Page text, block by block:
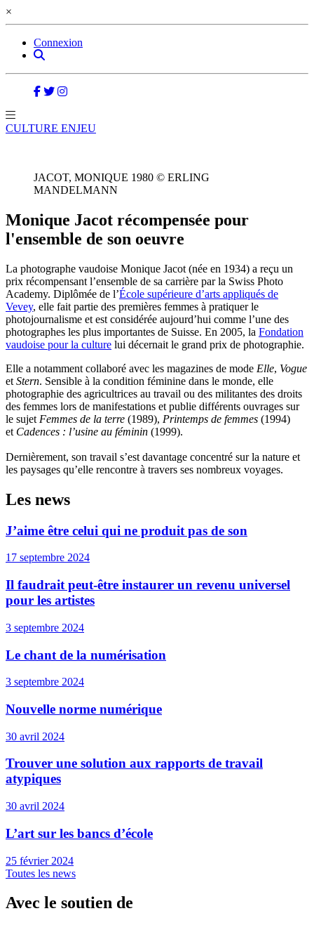
×
Connexion
CULTURE ENJEU
JACOT, MONIQUE 1980 © ERLING
MANDELMANN
Monique Jacot récompensée pour
l'ensemble de son oeuvre
La photographe vaudoise Monique Jacot (née en 1934) a reçu un
prix récompensant l’ensemble de sa carrière par la Swiss Photo
Academy. Diplômée de l’École supérieure d’arts appliqués de
Vevey, elle fait partie des premières femmes à pratiquer le
photojournalisme et est considérée aujourd’hui comme l’une des
photographes les plus importantes de Suisse. En 2005, la Fondation
vaudoise pour la culture lui décernait le grand prix de photographie.
Elle a notamment collaboré avec les magazines de mode Elle, Vogue
et Stern. Sensible à la condition féminine dans le monde, elle
photographie des agricultrices au travail ou des militantes des droits
des femmes lors de manifestations et publie différents ouvrages sur
le sujet Femmes de la terre (1989), Printemps de femmes (1994)
et Cadences : l’usine au féminin (1999).
Dernièrement, son travail s’est davantage concentré sur la nature et
les paysages qu’elle rencontre à travers ses nombreux voyages.
Les news
J’aime être celui qui ne produit pas de son
17 septembre 2024
Il faudrait peut-être instaurer un revenu universel
pour les artistes
3 septembre 2024
Le chant de la numérisation
3 septembre 2024
Nouvelle norme numérique
30 avril 2024
Trouver une solution aux rapports de travail
atypiques
30 avril 2024
L’art sur les bancs d’école
25 février 2024
Toutes les news
Avec le soutien de